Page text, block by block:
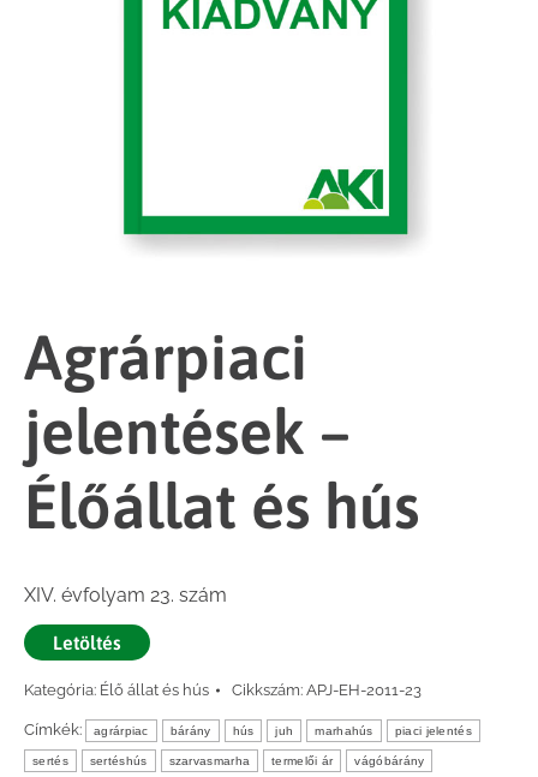
Agrárpiaci
jelentések –
Élőállat és hús
XIV. évfolyam 23. szám
Letöltés
Kategória: Élő állat és hús Cikkszám: APJ-EH-2011-23
Címkék: agrárpiac bárány hús juh marhahús piaci jelentés
sertés sertéshús szarvasmarha termelői ár vágóbárány